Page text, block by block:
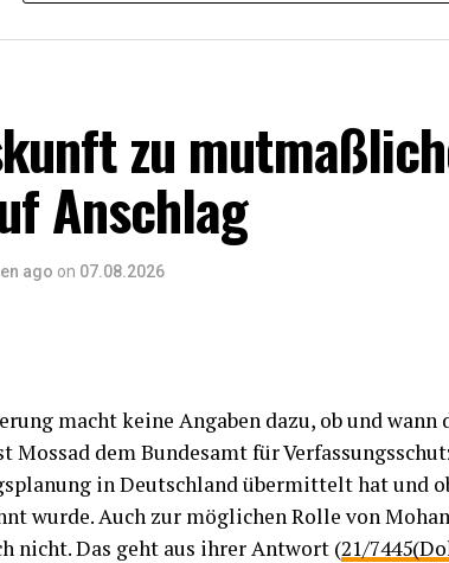
1 Nummer 2 AGG). Auch insoweit ändert
SBGG nichts.“
zu
Anschlag
ago on 07.08.2026
macht keine Angaben dazu, ob und wann
Mossad dem Bundesamt für
in Deutschland übermittelt hat und
wurde. Auch zur möglichen Rolle von
nicht. Das geht aus ihrer Antwort (21/